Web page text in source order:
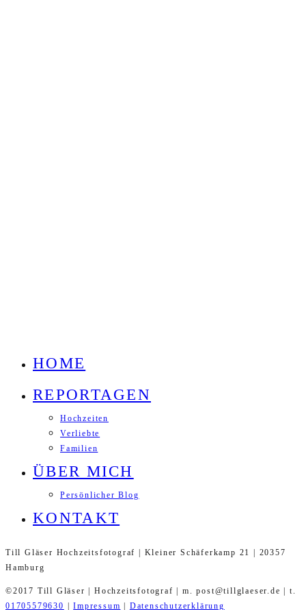
HOME
REPORTAGEN
Hochzeiten
Verliebte
Familien
ÜBER MICH
Persönlicher Blog
KONTAKT
Till Gläser Hochzeitsfotograf | Kleiner Schäferkamp 21 | 20357
Hamburg
©2017 Till Gläser | Hochzeitsfotograf | m. post@tillglaeser.de | t.
01705579630
|Impressum Datenschutzerklärung